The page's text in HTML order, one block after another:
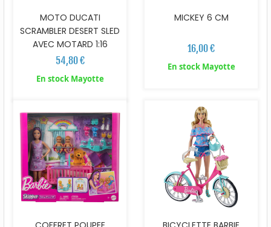
MOTO DUCATI
SCRAMBLER DESERT SLED
AVEC MOTARD 1:16
54,80 €
En stock Mayotte
MICKEY 6 CM
16,00 €
En stock Mayotte